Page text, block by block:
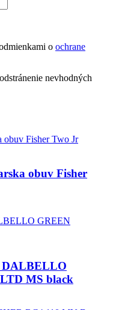
o ochrane
nevhodných
obuv Fisher
DALBELLO
MS black